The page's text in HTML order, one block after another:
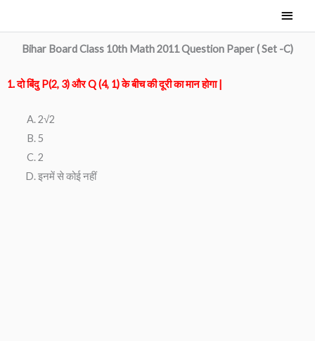
content
Main
Menu
Bihar Board Class 10th Math 2011 Question Paper ( Set -C)
1. दो बिंदु P(2, 3) और Q (4, 1) के बीच की दूरी का मान होगा |
2√2
5
2
इनमें से कोई नहीं